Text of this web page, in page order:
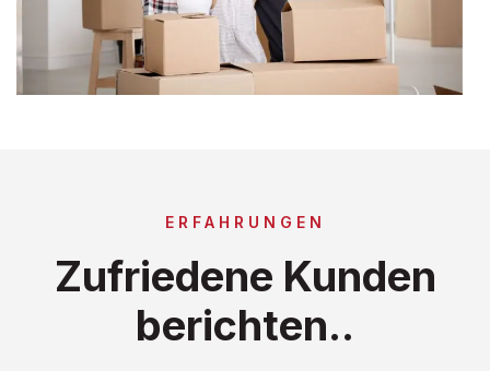
ERFAHRUNGEN
Zufriedene Kunden
berichten..